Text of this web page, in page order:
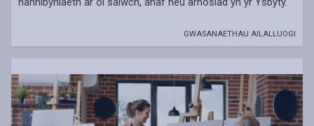
GWASANAETHAU AILALLUOGI